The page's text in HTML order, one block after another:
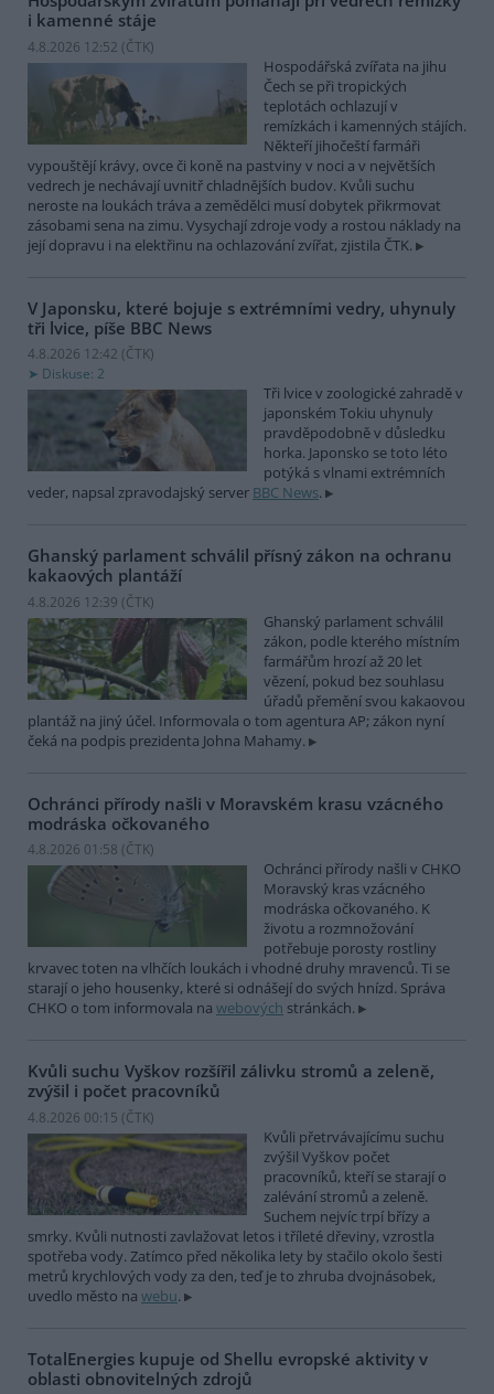
i kamenné stáje
4.8.2026 12:52 (ČTK)
Hospodářská zvířata na jihu
Čech se při tropických
teplotách ochlazují v
remízkách i kamenných stájích.
Někteří jihočeští farmáři
vypouštějí krávy, ovce či koně na pastviny v noci a v největších
vedrech je nechávají uvnitř chladnějších budov. Kvůli suchu
neroste na loukách tráva a zemědělci musí dobytek přikrmovat
zásobami sena na zimu. Vysychají zdroje vody a rostou náklady na
její dopravu i na elektřinu na ochlazování zvířat, zjistila ČTK.
V Japonsku, které bojuje s extrémními vedry, uhynuly
tři lvice, píše BBC News
4.8.2026 12:42 (ČTK)
Diskuse: 2
Tři lvice v zoologické zahradě v
japonském Tokiu uhynuly
pravděpodobně v důsledku
horka. Japonsko se toto léto
potýká s vlnami extrémních
veder, napsal zpravodajský server BBC News.
Ghanský parlament schválil přísný zákon na ochranu
kakaových plantáží
4.8.2026 12:39 (ČTK)
Ghanský parlament schválil
zákon, podle kterého místním
farmářům hrozí až 20 let
vězení, pokud bez souhlasu
úřadů přemění svou kakaovou
plantáž na jiný účel. Informovala o tom agentura AP; zákon nyní
čeká na podpis prezidenta Johna Mahamy.
Ochránci přírody našli v Moravském krasu vzácného
modráska očkovaného
4.8.2026 01:58 (ČTK)
Ochránci přírody našli v CHKO
Moravský kras vzácného
modráska očkovaného. K
životu a rozmnožování
potřebuje porosty rostliny
krvavec toten na vlhčích loukách i vhodné druhy mravenců. Ti se
starají o jeho housenky, které si odnášejí do svých hnízd. Správa
CHKO o tom informovala na webových stránkách.
Kvůli suchu Vyškov rozšířil zálivku stromů a zeleně,
zvýšil i počet pracovníků
4.8.2026 00:15 (ČTK)
Kvůli přetrvávajícímu suchu
zvýšil Vyškov počet
pracovníků, kteří se starají o
zalévání stromů a zeleně.
Suchem nejvíc trpí břízy a
smrky. Kvůli nutnosti zavlažovat letos i tříleté dřeviny, vzrostla
spotřeba vody. Zatímco před několika lety by stačilo okolo šesti
metrů krychlových vody za den, teď je to zhruba dvojnásobek,
uvedlo město na webu.
TotalEnergies kupuje od Shellu evropské aktivity v
oblasti obnovitelných zdrojů